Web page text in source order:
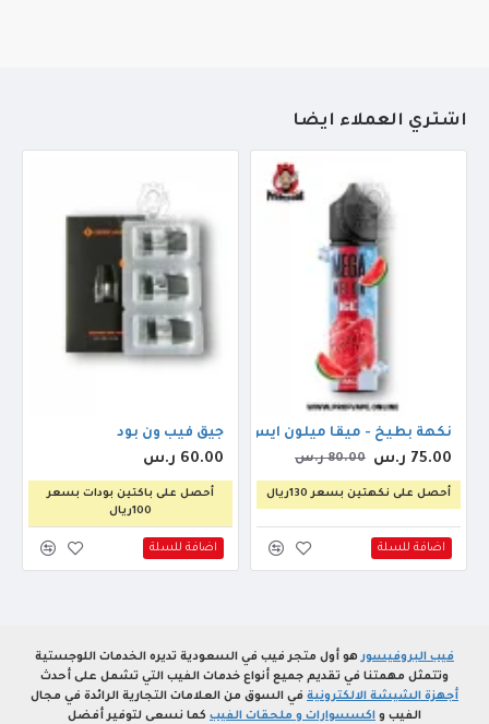
أشتري العملاء أيضاً
نكهة بطيخ - ميقا ميلون ايس 60مل
75.00 ر.س 80.00 ر.س
أحصل على نكهتين بسعر 130ريال
اضافة للسلة
جيق فيب ون بود
60.00 ر.س
أحصل على باكتين بودات بسعر
100ريال
اضافة للسلة
فيب البروفيسورهو أول متجر فيب في السعودية تديره الخدمات اللوجستية
وتتمثل مهمتنا في تقديم جميع أنواع خدمات الفيب التي تشمل على أحدث
أجهزة الشيشة الالكترونية في السوق من العلامات التجارية الرائدة في مجال
الفيب و اكسسوارات و ملحقات الفيب كما نسعى لتوفير أفضل